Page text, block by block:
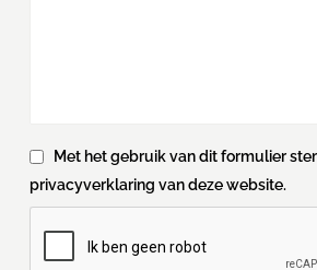
Met het gebruik van dit formulier
privacyverklaring van deze website.